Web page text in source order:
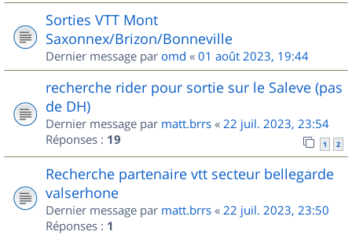
Sorties VTT Mont
Saxonnex/Brizon/Bonneville
Dernier message par omd « 01 août 2023, 19:44
recherche rider pour sortie sur le Saleve (pas
de DH)
Dernier message par matt.brrs « 22 juil. 2023, 23:54
Réponses : 19 1 2
Recherche partenaire vtt secteur bellegarde
valserhone
Dernier message par matt.brrs « 22 juil. 2023, 23:50
Réponses : 1